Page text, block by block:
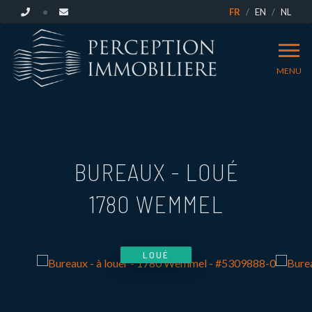
FR EN NL
MENU
BUREAUX - LOUÉ
1780 WEMMEL
LOUÉ